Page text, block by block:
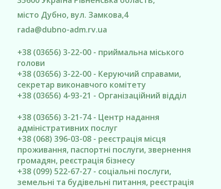
місто Дубно, вул. Замкова,4
rada@dubno-adm.rv.ua
+38 (03656) 3-22-00 - приймальна міського
голови
+38 (03656) 3-22-00 - Керуючий справами,
секретар виконавчого комітету
+38 (03656) 4-93-21 - Організаційний відділ
+38 (03656) 3-21-74 - Центр надання
адміністративних послуг
+38 (068) 396-03-08 - реєстрація місця
проживання, паспортні послуги, звернення
громадян, реєстрація бізнесу
+38 (099) 522-67-27 - соціальні послуги,
земельні та будівельні питання, реєстрація